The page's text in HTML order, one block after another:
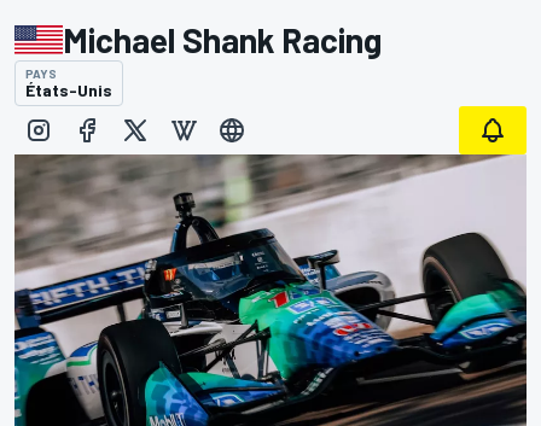
Michael Shank Racing
PAYS
États-Unis